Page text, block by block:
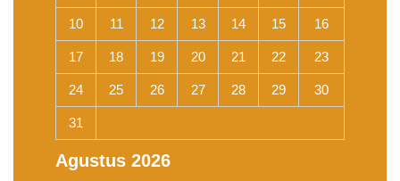
Agustus 2026
10 11 12 13 14 15 16
17 18 19 20 21 22 23
24 25 26 27 28 29 30
31